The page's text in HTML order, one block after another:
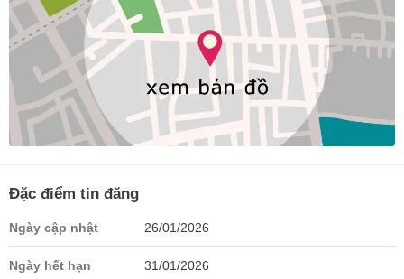
Đặc điểm tin đăng
Ngày cập nhật 26/01/2026
Ngày hết hạn 31/01/2026